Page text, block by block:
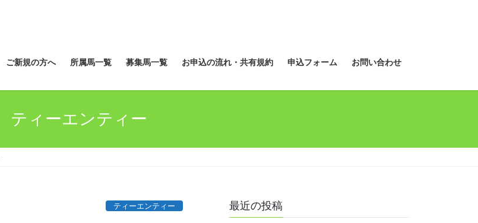
ご新規の方へ 所属馬一覧 募集馬一覧 お申込の流れ・共有規約 申込フォーム お問い合わせ
ティーエンティー
ティーエンティー 最近の投稿